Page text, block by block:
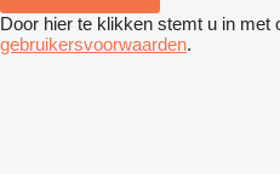
Door hier te klikken stemt u in met
gebruikersvoorwaarden.